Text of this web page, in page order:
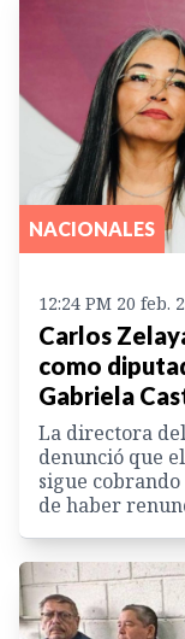
NACIONALES
12:24 PM 20 feb.
Carlos
como
Gabriela
La directora
denunció que
sigue
de haber